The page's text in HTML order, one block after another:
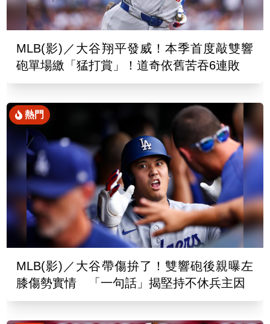
MLB(影)／大谷翔平發威！本季首度敲雙響
砲單場繳「猛打賞」！道奇依舊苦吞6連敗
熱門
MLB(影)／大谷帶傷拚了！雙響砲後親曝左
膝傷勢實情 「一句話」揭堅持不休兵主因